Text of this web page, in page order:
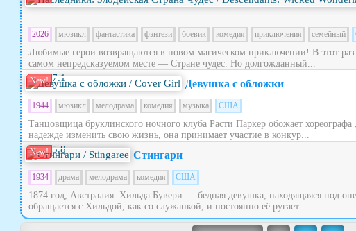
2026 мюзикл фантастика фэнтези боевик комедия приключения семейный
Любимые герои возвращаются в новом магическом приключении! В этот раз
самом непредсказуемом месте — Стране чудес. Но долгожданный...
New! 7.1 Девушка с обложки
1944 мюзикл мелодрама комедия музыка США
Танцовщица бруклинского ночного клуба Расти Паркер обожает
надежде изменить свою жизнь, она принимает участие в конкур...
New! 5.8 Стингари
1934 драма мелодрама комедия США
1874 год, Австралия. Хильда Бувери — бедная девушка, находящаяся под
обращается с Хильдой, как со служанкой, и постоянно её ругает....